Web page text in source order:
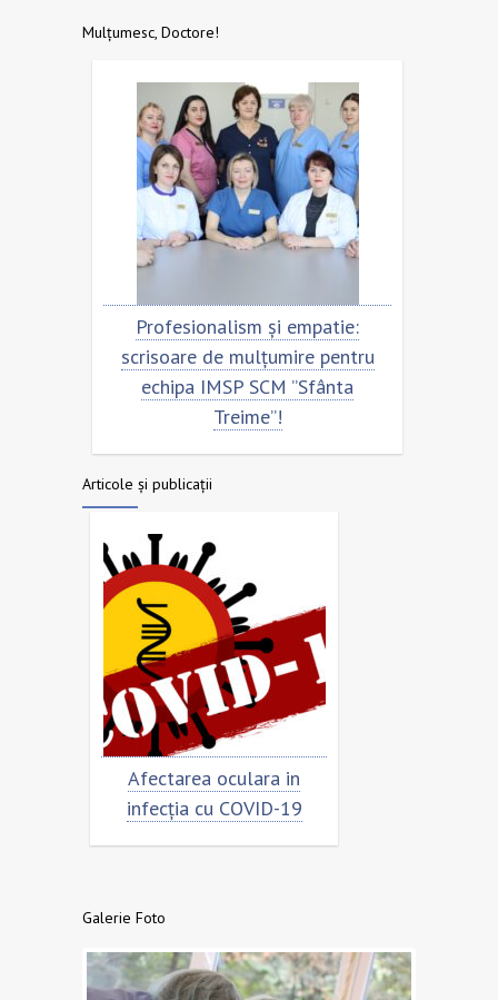
Mulțumesc, Doctore!
Profesionalism și empatie:
scrisoare de mulțumire pentru
echipa IMSP SCM ”Sfânta
Treime”!
Articole și publicații
Afectarea oculara in
infecția cu COVID-19
Galerie Foto